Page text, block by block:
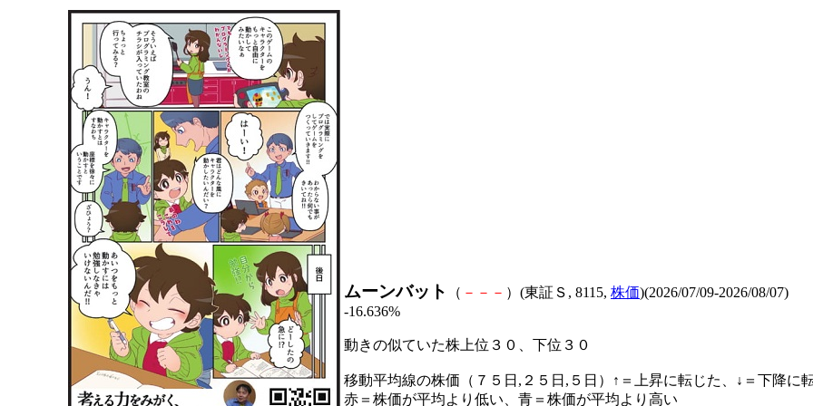
ムーンバット （ － － － ）(東証Ｓ, 8115, 株価)(2026/07/09-2026/08/07)
-16.636%
動きの似ていた株上位３０、下位３０
移動平均線の株価（７５日,２５日,５日）↑＝上昇に転じた、↓＝下降に
赤＝株価が平均より低い、青＝株価が平均より高い